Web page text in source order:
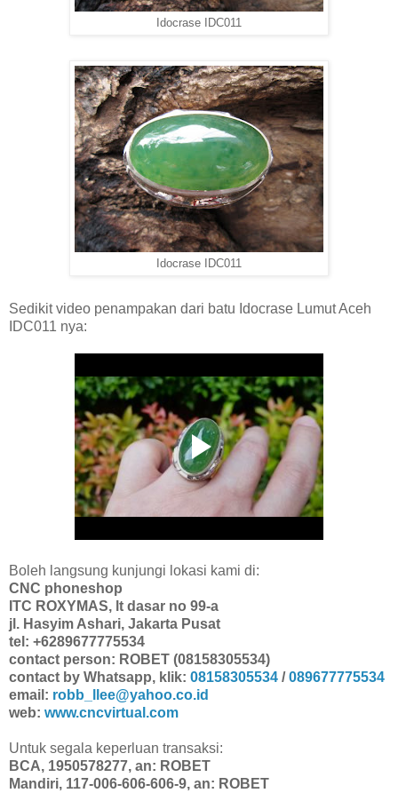
Idocrase IDC011
Idocrase IDC011
Sedikit video penampakan dari batu Idocrase Lumut Aceh
IDC011 nya:
Boleh langsung kunjungi lokasi kami di:
CNC phoneshop
ITC ROXYMAS, lt dasar no 99-a
jl. Hasyim Ashari, Jakarta Pusat
tel: +6289677775534
contact person: ROBET (08158305534)
contact by Whatsapp, klik: 08158305534 /089677775534
email: robb_llee@yahoo.co.id
web: www.cncvirtual.com
Untuk segala keperluan transaksi:
BCA, 1950578277, an: ROBET
Mandiri, 117-006-606-606-9, an: ROBET